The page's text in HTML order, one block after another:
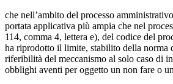
che nell’ambito del processo
portata applicativa più ampia che nel
114, comma 4, lettera e), del codice del
ha riprodotto il limite, stabilito della norma
riferibilità del meccanismo al solo caso di
obblighi aventi per oggetto un non fare o